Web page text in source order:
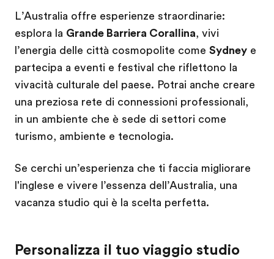
L’Australia offre esperienze straordinarie:
esplora la Grande Barriera Corallina, vivi
l’energia delle città cosmopolite come Sydney e
partecipa a eventi e festival che riflettono la
vivacità culturale del paese. Potrai anche creare
una preziosa rete di connessioni professionali,
in un ambiente che è sede di settori come
turismo, ambiente e tecnologia.
Se cerchi un’esperienza che ti faccia migliorare
l'inglese e vivere l’essenza dell’Australia, una
vacanza studio qui è la scelta perfetta.
Personalizza il tuo viaggio studio